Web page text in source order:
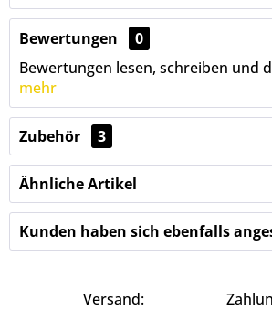
Bewertungen
0
Bewertungen lesen, schreiben und
mehr
Zubehör 3
Ähnliche Artikel
Kunden haben sich ebenfalls
Versand: